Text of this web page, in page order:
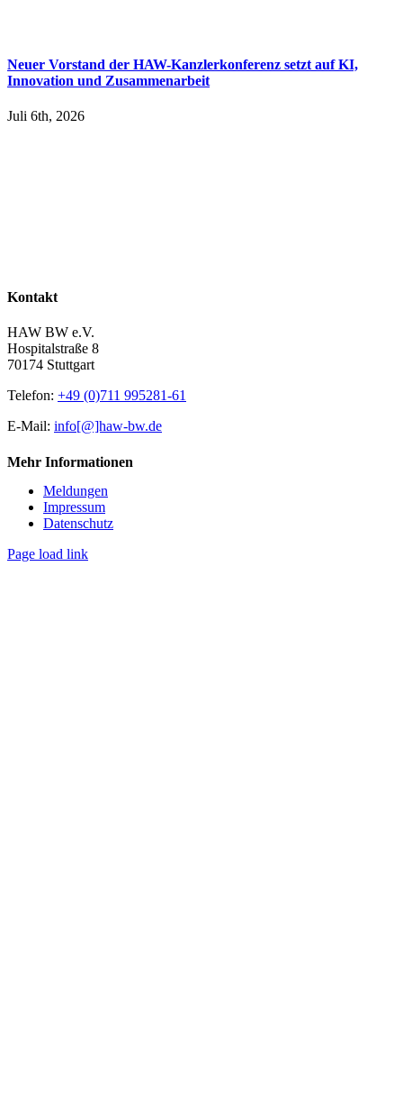
Neuer Vorstand der HAW-Kanzlerkonferenz setzt auf KI,
Innovation und Zusammenarbeit
Juli 6th, 2026
Kontakt
HAW BW e.V.
Hospitalstraße 8
70174 Stuttgart
Telefon: +49 (0)711 995281-61
E-Mail: info[@]haw-bw.de
Mehr Informationen
Meldungen
Impressum
Datenschutz
Page load link